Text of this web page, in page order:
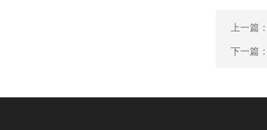
上一篇
下一篇